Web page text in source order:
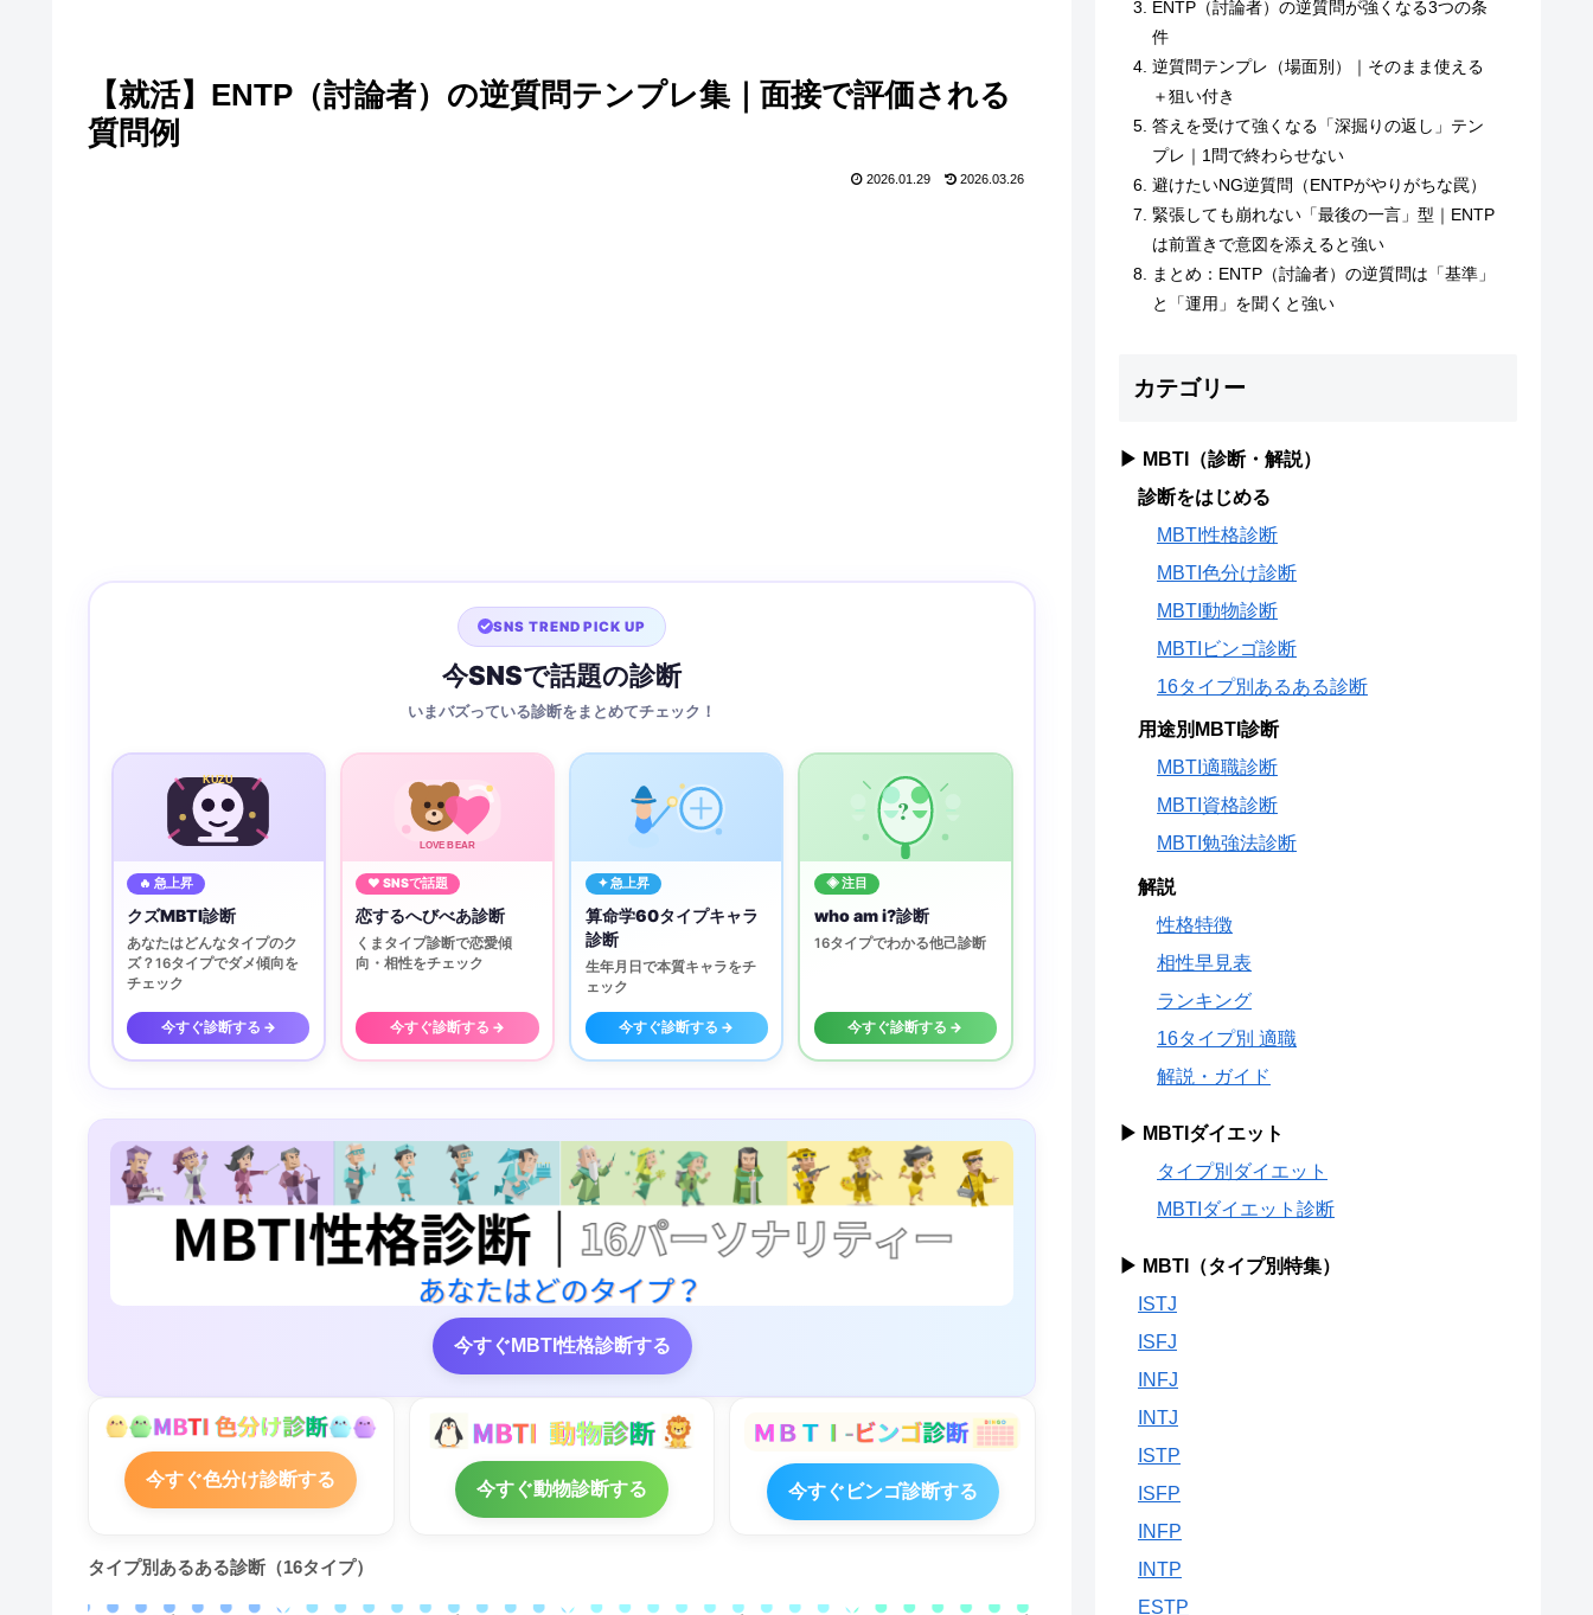
【就活】ENTP（討論者）の逆質問テンプレ集｜面接で評価される
質問例
2026.01.29 2026.03.26
SNS TREND PICK UP
今SNSで話題の診断
いまバズっている診断をまとめてチェック！
KUZU
🔥 急上昇
クズMBTI診断
あなたはどんなタイプのク
ズ？16タイプでダメ傾向を
チェック
今すぐ診断する →
LOVE BEAR
♥ SNSで話題
恋するへびべあ診断
くまタイプ診断で恋愛傾
向・相性をチェック
今すぐ診断する →
✦ 急上昇
算命学60タイプキャラ
診断
生年月日で本質キャラをチ
ェック
今すぐ診断する →
?
◈ 注目
who am i?診断
16タイプでわかる他己診断
今すぐ診断する →
今すぐMBTI性格診断する
今すぐ色分け診断する 今すぐ動物診断する 今すぐビンゴ診断する
タイプ別あるある診断（16タイプ）
ENTP（討論者）の逆質問が強くなる3つの条
件
逆質問テンプレ（場面別）｜そのまま使える
＋狙い付き
答えを受けて強くなる「深掘りの返し」テン
プレ｜1問で終わらせない
避けたいNG逆質問（ENTPがやりがちな罠）
緊張しても崩れない「最後の一言」型｜ENTP
は前置きで意図を添えると強い
まとめ：ENTP（討論者）の逆質問は「基準」
と「運用」を聞くと強い
カテゴリー
▶ MBTI（診断・解説）
診断をはじめる
MBTI性格診断
MBTI色分け診断
MBTI動物診断
MBTIビンゴ診断
16タイプ別あるある診断
用途別MBTI診断
MBTI適職診断
MBTI資格診断
MBTI勉強法診断
解説
性格特徴
相性早見表
ランキング
16タイプ別 適職
解説・ガイド
▶ MBTIダイエット
タイプ別ダイエット
MBTIダイエット診断
▶ MBTI（タイプ別特集）
ISTJ
ISFJ
INFJ
INTJ
ISTP
ISFP
INFP
INTP
ESTP